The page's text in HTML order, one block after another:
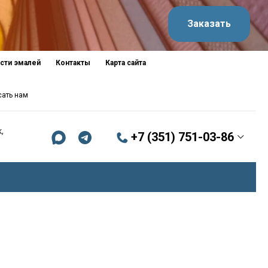
Заказать
эмалей Контакты Карта сайта
нам
+7 (351) 751-03-86